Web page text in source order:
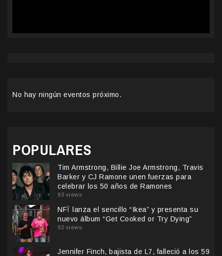
No hay ningún eventos próximo.
POPULARES
Tim Armstrong, Billie Joe Armstrong, Travis
Barker y CJ Ramone unen fuerzas para
celebrar los 50 años de Ramones
93 views
NFÏ lanza el sencillo “Ikea” y presenta su
nuevo álbum “Get Cooked or Try Dying”
92 views
Jennifer Finch, bajista de L7, falleció a los 59